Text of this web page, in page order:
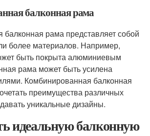
балконная рама
рама представляет собой
более материалов. Например,
быть покрыта алюминиевым
рама может быть усилена
Комбинированная балконная
преимущества различных
уникальные дизайны.
идеальную балконную